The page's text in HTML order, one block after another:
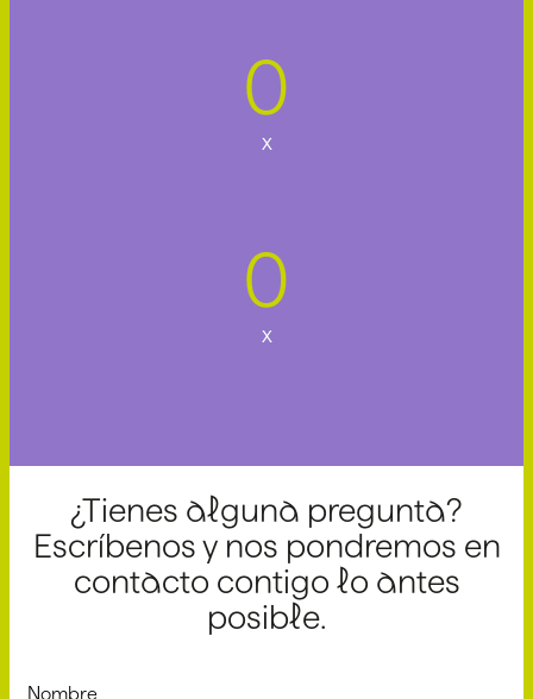
0
x
0
x
¿Tienes alguna pregunta?
Escríbenos y nos pondremos en
contacto contigo lo antes
posible.
Nombre